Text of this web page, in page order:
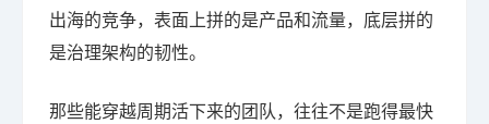
出海的竞争，表面上拼的是产品和流量，底层拼的
是治理架构的韧性。
那些能穿越周期活下来的团队，往往不是跑得最快